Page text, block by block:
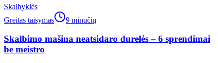
Skalbyklės
Greitas taisymas
9 minučių
Skalbimo mašina neatsidaro durelės – 6 sprendimai
be meistro